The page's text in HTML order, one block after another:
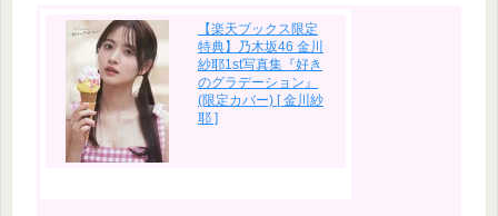
【楽天ブックス限定
特典】乃木坂46 金川
紗耶1st写真集『好き
のグラデーション』
(限定カバー) [ 金川紗
耶 ]